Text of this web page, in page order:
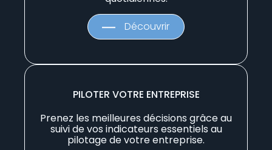
Découvrir
PILOTER VOTRE ENTREPRISE
Prenez les meilleures décisions grâce au
suivi de vos indicateurs essentiels au
pilotage de votre entreprise.